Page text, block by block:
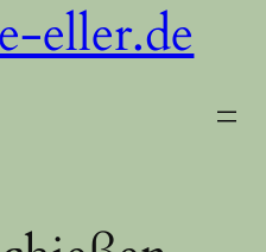
eller.de